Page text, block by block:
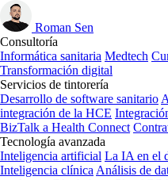
Roman Sen
Consultoría
Informática sanitaria Medtech
Transformación digital
Servicios de tintorería
Desarrollo de software sanitario
integración de la HCE
BizTalk a Health Connect
Tecnología avanzada
Inteligencia artificial La IA en el
Inteligencia clínica Análisis de